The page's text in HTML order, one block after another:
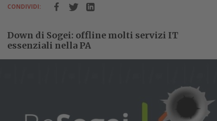
CONDIVIDI:
Down di Sogei: offline molti servizi IT
essenziali nella PA